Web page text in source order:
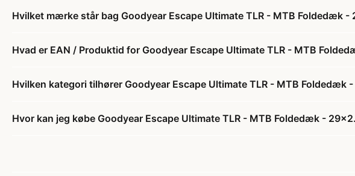
Hvilket mærke står bag Goodyear Escape Ultimate TLR - MTB Foldedæk
Hvad er EAN / Produktid for Goodyear Escape Ultimate TLR - MTB
Hvilken kategori tilhører Goodyear Escape Ultimate TLR - MTB Foldedæk
Hvor kan jeg købe Goodyear Escape Ultimate TLR - MTB Foldedæk -